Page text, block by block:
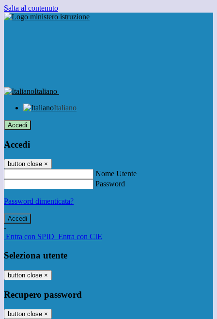
Salta al contenuto
Italiano
Italiano
Accedi
Accedi
button close ×
Nome Utente
Password
Password dimenticata?
-
Entra con SPID Entra con CIE
Seleziona utente
button close ×
Recupero password
button close ×